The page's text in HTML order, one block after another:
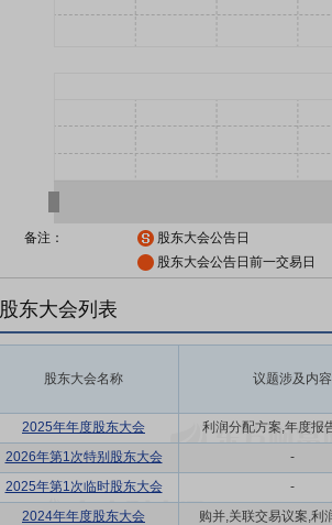
备注：
股东大会公告日
股东大会公告日前一交易日
股东大会列表
股东大会名称 议题涉及内容
2025年年度股东大会
利润分配方案,年度报
2026年第1次特别股东大会
-
2025年第1次临时股东大会
-
2024年年度股东大会
购并,关联交易议案,利